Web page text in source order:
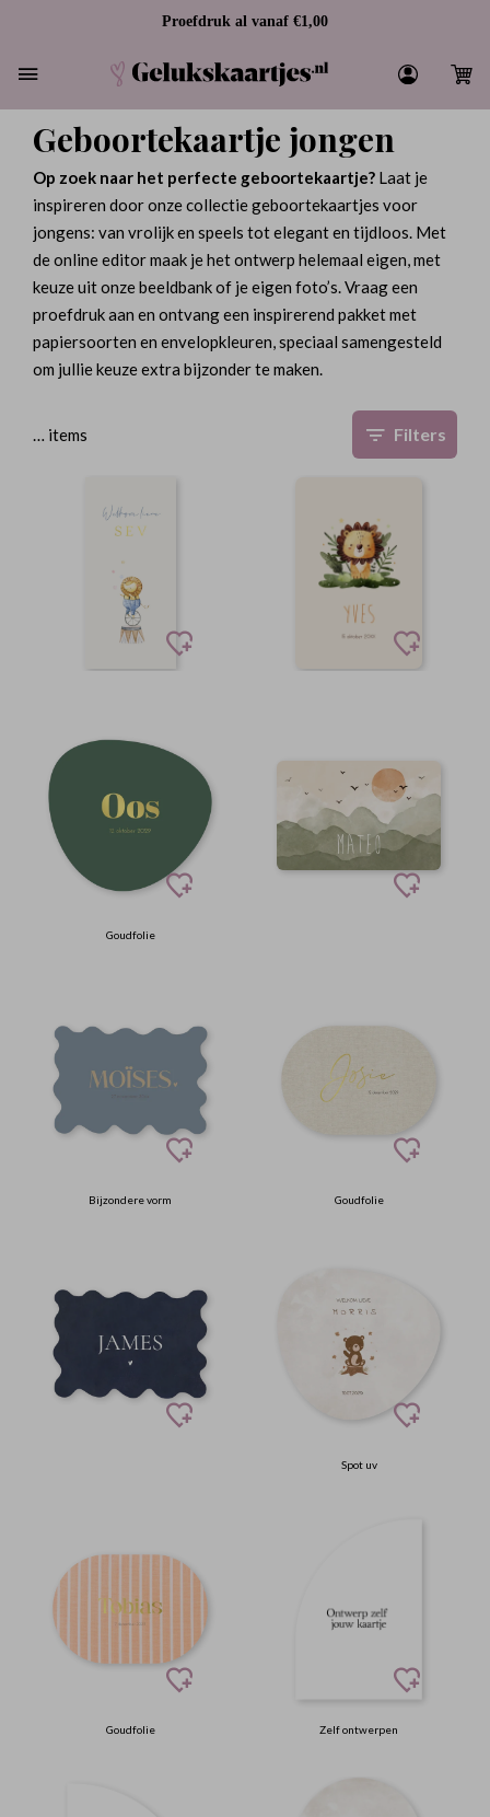
Proefdruk al vanaf €1,00
Geboortekaartje jongen
Op zoek naar het perfecte geboortekaartje? Laat je
inspireren door onze collectie geboortekaartjes voor
jongens: van vrolijk en speels tot elegant en tijdloos. Met
de online editor maak je het ontwerp helemaal eigen, met
keuze uit onze beeldbank of je eigen foto’s. Vraag een
proefdruk aan en ontvang een inspirerend pakket met
papiersoorten en envelopkleuren, speciaal samengesteld
om jullie keuze extra bijzonder te maken.
items Filters
Goudfolie
Bijzondere vorm Goudfolie
Spot uv
Goudfolie Zelf ontwerpen